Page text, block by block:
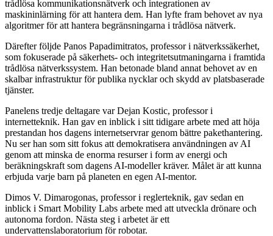
trådlösa kommunikationsnätverk och integrationen av
maskininlärning för att hantera dem. Han lyfte fram behovet av nya
algoritmer för att hantera begränsningarna i trådlösa nätverk.
Därefter följde Panos Papadimitratos, professor i nätverkssäkerhet,
som fokuserade på säkerhets- och integritetsutmaningarna i framtida
trådlösa nätverkssystem. Han betonade bland annat behovet av en
skalbar infrastruktur för publika nycklar och skydd av platsbaserade
tjänster.
Panelens tredje deltagare var Dejan Kostic, professor i
internetteknik. Han gav en inblick i sitt tidigare arbete med att höja
prestandan hos dagens internetservrar genom bättre pakethantering.
Nu ser han som sitt fokus att demokratisera användningen av AI
genom att minska de enorma resurser i form av energi och
beräkningskraft som dagens AI-modeller kräver. Målet är att kunna
erbjuda varje barn på planeten en egen AI-mentor.
Dimos V. Dimarogonas, professor i reglerteknik, gav sedan en
inblick i Smart Mobility Labs arbete med att utveckla drönare och
autonoma fordon. Nästa steg i arbetet är ett
undervattenslaboratorium för robotar.